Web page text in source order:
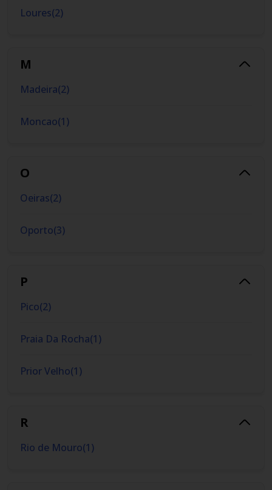
Loures(2)
M
Madeira(2)
Moncao(1)
O
Oeiras(2)
Oporto(3)
P
Pico(2)
Praia Da Rocha(1)
Prior Velho(1)
R
Rio de Mouro(1)